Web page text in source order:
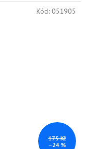
175 Kč
–24 %
Kód: 051905